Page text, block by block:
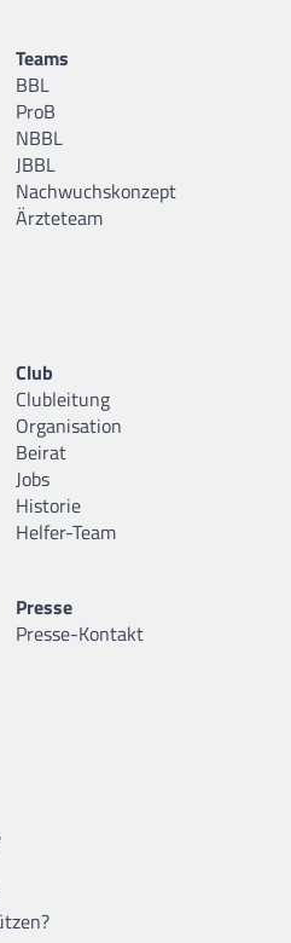
Teams
BBL
ProB
NBBL
JBBL
Nachwuchskonzept
Ärzteteam
Club
Clubleitung
Organisation
Beirat
Jobs
Historie
Helfer-Team
Presse
Presse-Kontakt